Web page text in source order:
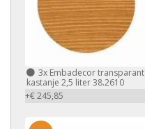
3x Embadecor transparant
kastanje 2,5 liter 38.2610
+€ 245,85